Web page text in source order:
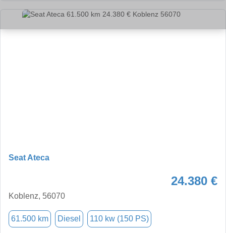
Seat Ateca
24.380 €
Koblenz, 56070
61.500 km Diesel 110 kw (150 PS)